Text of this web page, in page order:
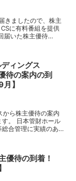
きましたので、株主
に有料番組を提供
届いた株主優待
ィングス
待の案内の到
】
ら株主優待の案内
。 日本管財ホール
合管理に実績のある
待の到着！